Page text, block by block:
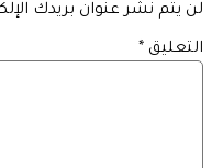
لن يتم نشر عنوان بريدك
التعليق *